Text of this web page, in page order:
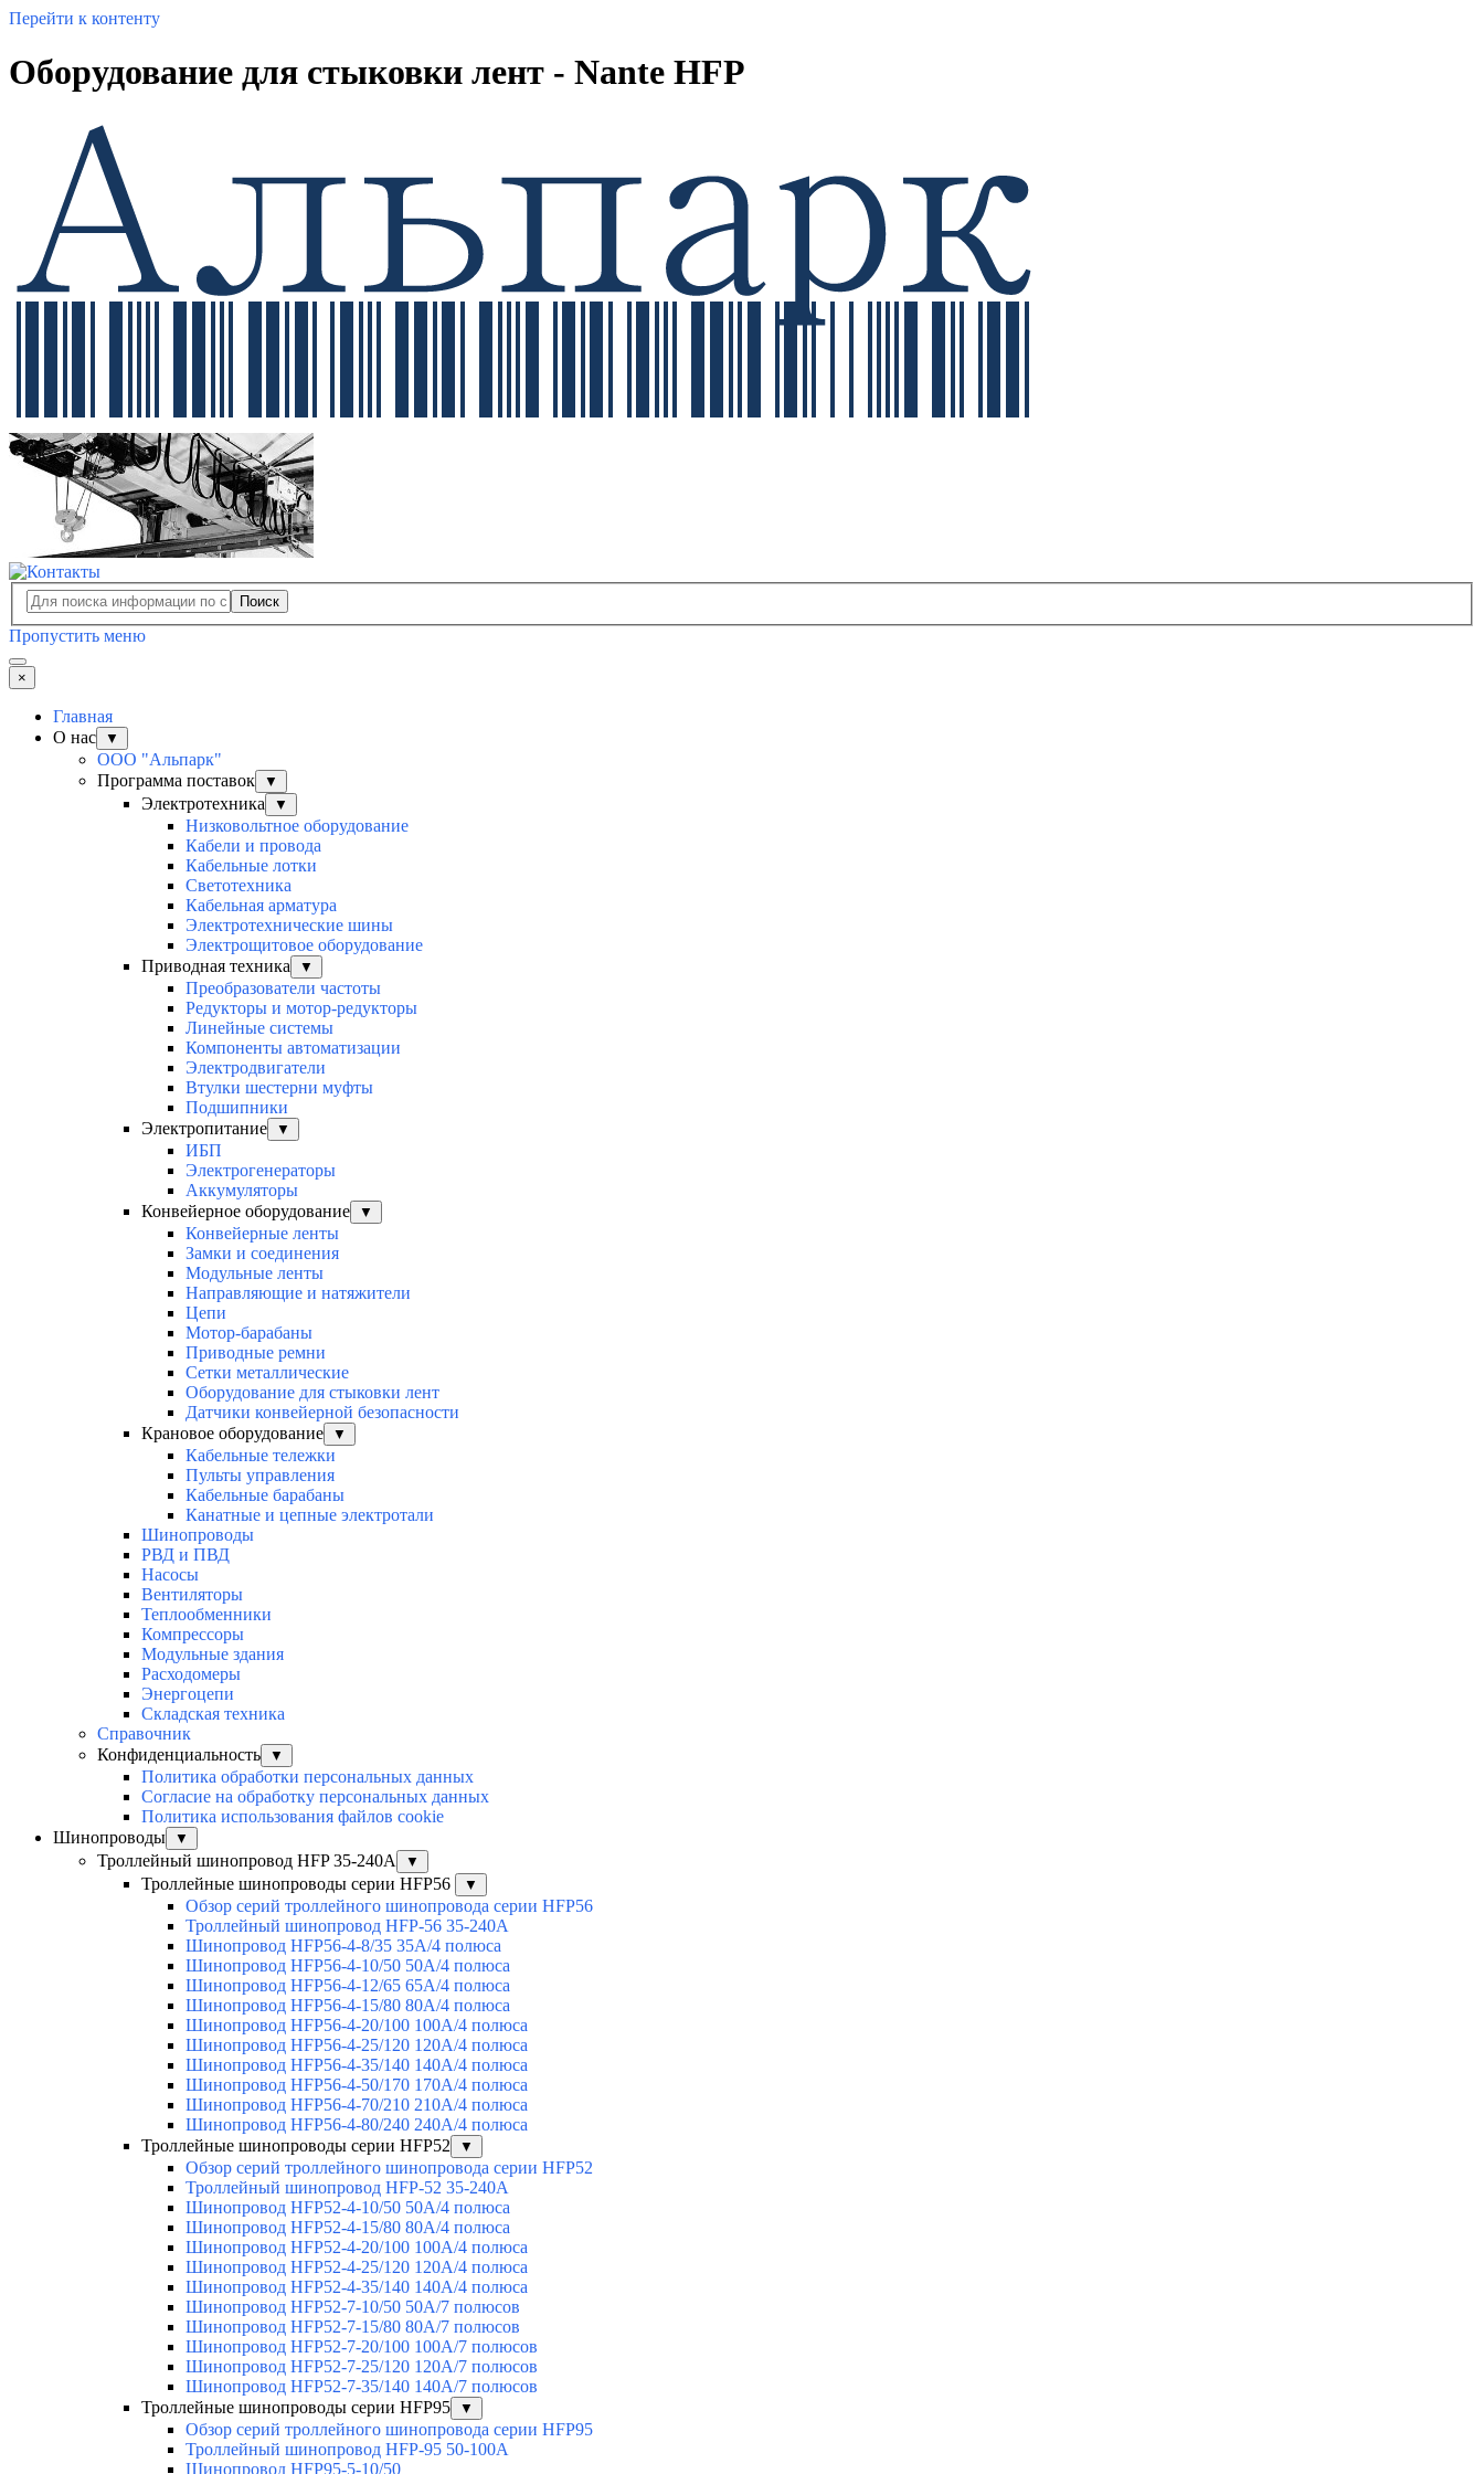
Перейти к контенту
Оборудование для стыковки лент - Nante HFP
Поиск
Пропустить меню
×
Главная
О нас
▼
ООО "Альпарк"
Программа поставок
▼
Электротехника ▼
Низковольтное оборудование
Кабели и провода
Кабельные лотки
Светотехника
Кабельная арматура
Электротехнические шины
Электрощитовое оборудование
Приводная техника
▼
Преобразователи частоты
Редукторы и мотор-редукторы
Линейные системы
Компоненты автоматизации
Электродвигатели
Втулки шестерни муфты
Подшипники
Электропитание
▼
ИБП
Электрогенераторы
Аккумуляторы
Конвейерное оборудование
▼
Конвейерные ленты
Замки и соединения
Модульные ленты
Направляющие и натяжители
Цепи
Мотор-барабаны
Приводные ремни
Сетки металлические
Оборудование для стыковки лент
Датчики конвейерной безопасности
Крановое оборудование
▼
Кабельные тележки
Пульты управления
Кабельные барабаны
Канатные и цепные электротали
Шинопроводы
РВД и ПВД
Насосы
Вентиляторы
Теплообменники
Компрессоры
Модульные здания
Расходомеры
Энергоцепи
Складская техника
Справочник
Конфиденциальность
▼
Политика обработки персональных данных
Согласие на обработку персональных данных
Политика использования файлов cookie
Шинопроводы
▼
Троллейный шинопровод HFP 35-240А ▼
Троллейные шинопроводы серии HFP56 ▼
Обзор серий троллейного шинопровода серии HFP56
Троллейный шинопровод HFP-56 35-240А
Шинопровод HFP56-4-8/35 35А/4 полюса
Шинопровод HFP56-4-10/50 50А/4 полюса
Шинопровод HFP56-4-12/65 65А/4 полюса
Шинопровод HFP56-4-15/80 80А/4 полюса
Шинопровод HFP56-4-20/100 100А/4 полюса
Шинопровод HFP56-4-25/120 120А/4 полюса
Шинопровод HFP56-4-35/140 140А/4 полюса
Шинопровод HFP56-4-50/170 170А/4 полюса
Шинопровод HFP56-4-70/210 210А/4 полюса
Шинопровод HFP56-4-80/240 240А/4 полюса
Троллейные шинопроводы серии HFP52
▼
Обзор серий троллейного шинопровода серии HFP52
Троллейный шинопровод HFP-52 35-240А
Шинопровод HFP52-4-10/50 50A/4 полюса
Шинопровод HFP52-4-15/80 80A/4 полюса
Шинопровод HFP52-4-20/100 100А/4 полюса
Шинопровод HFP52-4-25/120 120А/4 полюса
Шинопровод HFP52-4-35/140 140А/4 полюса
Шинопровод HFP52-7-10/50 50А/7 полюсов
Шинопровод HFP52-7-15/80 80А/7 полюсов
Шинопровод HFP52-7-20/100 100А/7 полюсов
Шинопровод HFP52-7-25/120 120А/7 полюсов
Шинопровод HFP52-7-35/140 140А/7 полюсов
Троллейные шинопроводы серии HFP95
▼
Обзор серий троллейного шинопровода серии HFP95
Троллейный шинопровод HFP-95 50-100А
Шинопровод HFP95-5-10/50